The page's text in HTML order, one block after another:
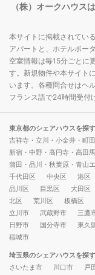
（株）オークハウス
本サイトに掲載されてい
アパートと、ホテルポー
空室情報は毎15分ごとに
す。新規物件や本サイト
います。各種問合せはヘ
フランス語で24時間受付
東京都のシェアハウスを探す
吉祥寺・立川・小金井・町
新宿・中野・高円寺・高田
蒲田・品川・秋葉原・青山
千代田区
中央区 港区
品川区
目黒区 大田区
北区
荒川区 板橋区
立川市
武蔵野市 三鷹
日野市
国分寺市 東久
稲城市
埼玉県のシェアハウスを探す
さいたま市
川口市 戸